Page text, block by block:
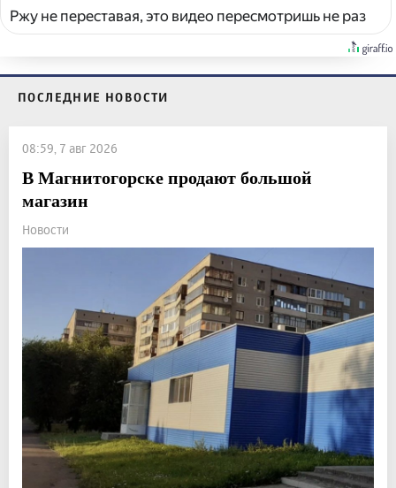
Ржу не переставая, это видео пересмотришь не раз
ПОСЛЕДНИЕ НОВОСТИ
08:59, 7 авг 2026
В Магнитогорске продают большой
магазин
Новости